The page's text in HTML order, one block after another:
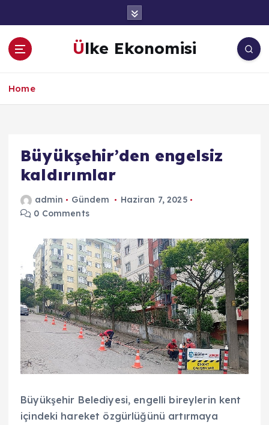
a
Ülke Ekonomisi
Home
Büyükşehir’den engelsiz
kaldırımlar
admin Gündem
Haziran 7, 2025
0 Comments
Büyükşehir Belediyesi, engelli bireylerin kent
içindeki hareket özgürlüğünü artırmaya